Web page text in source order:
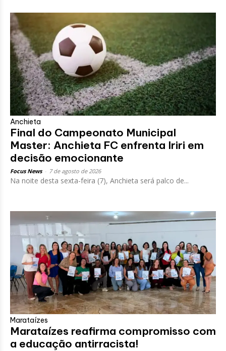
Anchieta
Final do Campeonato Municipal
Master: Anchieta FC enfrenta Iriri em
decisão emocionante
Focus News 7 de agosto de 2026
Na noite desta sexta-feira (7), Anchieta será palco de...
Marataízes
Marataízes reafirma compromisso com
a educação antirracista!